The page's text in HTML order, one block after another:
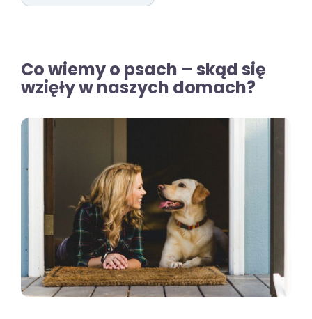
Co wiemy o psach – skąd się
wzięły w naszych domach?